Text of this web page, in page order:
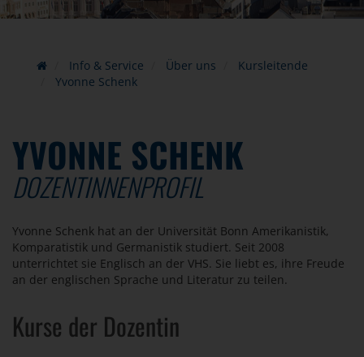
Info & Service Über uns
Kursleitende
Yvonne Schenk
YVONNE SCHENK
DOZENTINNENPROFIL
Yvonne Schenk hat an der Universität Bonn Amerikanistik,
Komparatistik und Germanistik studiert. Seit 2008
unterrichtet sie Englisch an der VHS. Sie liebt es, ihre Freude
an der englischen Sprache und Literatur zu teilen.
Kurse der Dozentin